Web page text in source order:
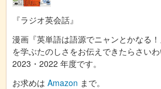
『ラジオ英会話』
漫画『英単語は語源でニャンとかなる
を学ぶたのしさをお伝えできたらさい
2023・2022 年度です。
お求めは Amazon まで。